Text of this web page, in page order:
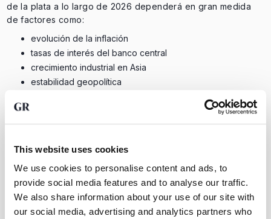
This website uses cookies
We use cookies to personalise content and ads, to
provide social media features and to analyse our traffic.
We also share information about your use of our site with
our social media, advertising and analytics partners who
de la plata a lo largo de 2026 dependerá en gran medida
de factores como:
evolución de la inflación
tasas de interés del banco central
crecimiento industrial en Asia
estabilidad geopolítica
Como resultado, la plata se considera cada vez más como
una combinación de
valiosa inversión en metales
preciososymateria prima estratégicapara elindustria.